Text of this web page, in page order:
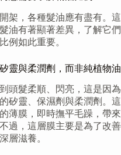
架，各種髮油應有盡有。這
油有著顯著差異，了解它們
例如此重要。
靈與柔潤劑，而非純植物油
頭髮柔順、閃亮，這是因為
矽靈、保濕劑與柔潤劑。這
薄膜，即時撫平毛躁，帶來
過，這層膜主要是為了改善
層滋養。